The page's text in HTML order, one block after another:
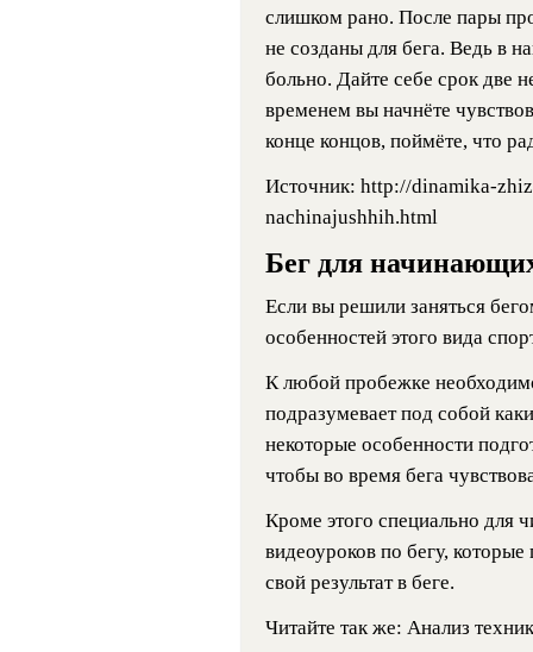
слишком рано. После пары
не созданы для бега. Ведь в
больно. Дайте себе срок две
временем вы начнёте
конце концов, поймёте, что
Источник: http://dinamika-
nachinajushhih.html
Бег для
Если вы решили заняться
особенностей этого вида
К любой пробежке
подразумевает под собой
некоторые особенности
чтобы во время бега
Кроме этого специально для
видеоуроков по бегу,
свой результат в беге.
Читайте так же: Анализ